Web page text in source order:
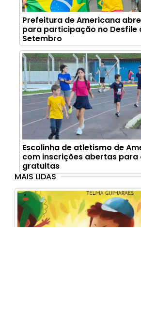
Prefeitura de Americana
para participação no Desfile
Setembro
Escolinha de atletismo de
com inscrições abertas para
gratuitas
MAIS LIDAS
Anunciar ou recomendar